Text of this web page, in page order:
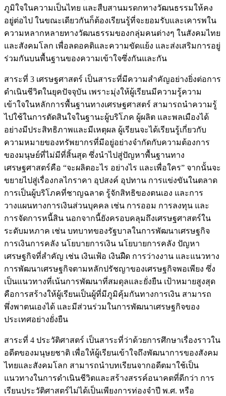
ภูมิใจในความเป็นไทย และสืบสานมรดกทางวัฒนธรรมให้คง
อยู่ต่อไป ในขณะเดียวกันก็ต้องเรียนรู้ที่จะยอมรับและเคารพใน
ความหลากหลายทางวัฒนธรรมของกลุ่มคนต่างๆ ในสังคมไทย
และสังคมโลก เพื่อลดอคติและความขัดแย้ง และส่งเสริมการอยู่
ร่วมกันบนพื้นฐานของความเข้าใจซึ่งกันและกัน
สาระที่ 3 เศรษฐศาสตร์ เป็นสาระที่มีความสำคัญอย่างยิ่งต่อการ
ดำเนินชีวิตในยุคปัจจุบัน เพราะมุ่งให้ผู้เรียนมีความรู้ความ
เข้าใจในหลักการพื้นฐานทางเศรษฐศาสตร์ สามารถนำความรู้
ไปใช้ในการตัดสินใจในฐานะผู้บริโภค ผู้ผลิต และพลเมืองได้
อย่างมีประสิทธิภาพและมีเหตุผล ผู้เรียนจะได้เรียนรู้เกี่ยวกับ
ความหมายของทรัพยากรที่มีอยู่อย่างจำกัดกับความต้องการ
ของมนุษย์ที่ไม่มีที่สิ้นสุด ซึ่งนำไปสู่ปัญหาพื้นฐานทาง
เศรษฐศาสตร์คือ “จะผลิตอะไร อย่างไร และเพื่อใคร” จากนั้นจะ
ขยายไปสู่เรื่องกลไกราคา อุปสงค์ อุปทาน การแข่งขันในตลาด
การเป็นผู้บริโภคที่ชาญฉลาด รู้จักสิทธิของตนเอง และการ
วางแผนทางการเงินส่วนบุคคล เช่น การออม การลงทุน และ
การจัดการหนี้สิน นอกจากนี้ยังครอบคลุมถึงเศรษฐศาสตร์ใน
ระดับมหภาค เช่น บทบาทของรัฐบาลในการพัฒนาเศรษฐกิจ
การเงินการคลัง นโยบายการเงิน นโยบายการคลัง ปัญหา
เศรษฐกิจที่สำคัญ เช่น เงินเฟ้อ เงินฝืด การว่างงาน และแนวทาง
การพัฒนาเศรษฐกิจตามหลักปรัชญาของเศรษฐกิจพอเพียง ซึ่ง
เป็นแนวทางที่เน้นการพัฒนาที่สมดุลและยั่งยืน เป้าหมายสูงสุด
คือการสร้างให้ผู้เรียนเป็นผู้ที่มีภูมิคุ้มกันทางการเงิน สามารถ
พึ่งพาตนเองได้ และมีส่วนร่วมในการพัฒนาเศรษฐกิจของ
ประเทศอย่างยั่งยืน
สาระที่ 4 ประวัติศาสตร์ เป็นสาระที่ว่าด้วยการศึกษาเรื่องราวใน
อดีตของมนุษยชาติ เพื่อให้ผู้เรียนเข้าใจถึงพัฒนาการของสังคม
ไทยและสังคมโลก สามารถนำบทเรียนจากอดีตมาใช้เป็น
แนวทางในการดำเนินชีวิตและสร้างสรรค์อนาคตที่ดีกว่า การ
เรียนประวัติศาสตร์ไม่ได้เป็นเพียงการท่องจำปี พ.ศ. หรือ